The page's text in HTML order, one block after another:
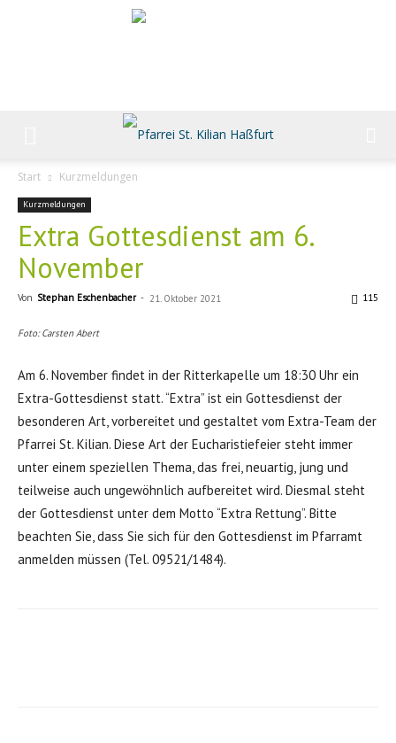
Start Kurzmeldungen
Kurzmeldungen
Extra Gottesdienst am 6.
November
Von Stephan Eschenbacher - 21. Oktober 2021 115
Foto: Carsten Abert
Am 6. November findet in der Ritterkapelle um 18:30 Uhr ein
Extra-Gottesdienst statt. “Extra” ist ein Gottesdienst der
besonderen Art, vorbereitet und gestaltet vom Extra-Team der
Pfarrei St. Kilian. Diese Art der Eucharistiefeier steht immer
unter einem speziellen Thema, das frei, neuartig, jung und
teilweise auch ungewöhnlich aufbereitet wird. Diesmal steht
der Gottesdienst unter dem Motto “Extra Rettung”. Bitte
beachten Sie, dass Sie sich für den Gottesdienst im Pfarramt
anmelden müssen (Tel. 09521/1484).